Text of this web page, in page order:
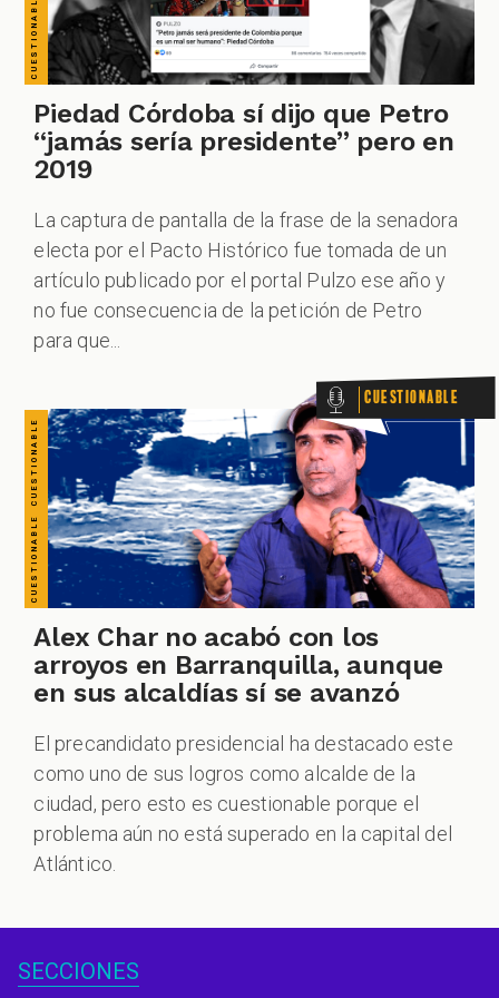
ZOOM
Piedad Córdoba sí dijo que Petro
“jamás sería presidente” pero en
2019
La captura de pantalla de la frase de la senadora
electa por el Pacto Histórico fue tomada de un
artículo publicado por el portal Pulzo ese año y
no fue consecuencia de la petición de Petro
para que...
CUESTIONABLE CUESTIONABLE CUESTIONABLE CUESTIONABLE CUESTIONABLE CUESTIONABLE CUESTIONABLE Cuestionable
Alex Char no acabó con los
arroyos en Barranquilla, aunque
en sus alcaldías sí se avanzó
El precandidato presidencial ha destacado este
como uno de sus logros como alcalde de la
ciudad, pero esto es cuestionable porque el
problema aún no está superado en la capital del
Atlántico.
SECCIONES